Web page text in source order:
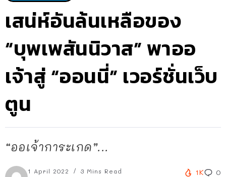
เสน่ห์อันล้นเหลือของ
“บุพเพสันนิวาส” พาออ
เจ้าสู่ “ออนนี่” เวอร์ชั่นเว็บ
ตูน
“ออเจ้าการะเกด”...
1 April 2022 3 Mins Read 1K 0